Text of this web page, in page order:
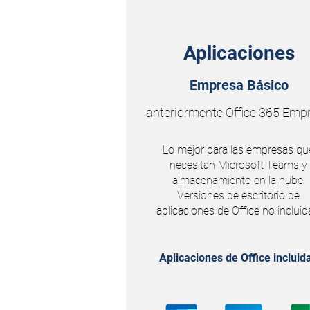
Aplicaciones
Empresa Básico
anteriormente Office 365
Lo mejor para las empresas
necesitan Microsoft Teams y
almacenamiento en la nube.
Versiones de escritorio de
aplicaciones de Office no
Aplicaciones de Office